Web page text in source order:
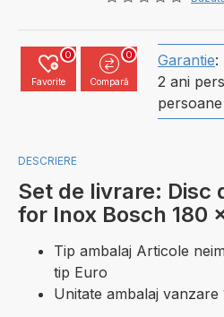
Favorite
0
Compară
0 Garantie:
2 ani
DESCRIERE
Set de livrare: Disc
for Inox Bosch 180
Tip ambalaj Articole
tip Euro
Unitate ambalaj vanzare